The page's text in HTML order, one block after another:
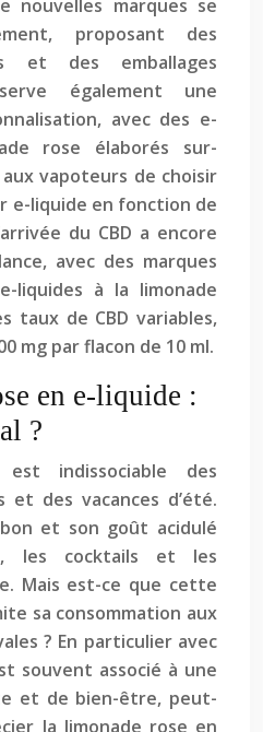
nouvelles marques se
proposant des
et des emballages
également une
avec des e-
rose élaborés sur-
vapoteurs de choisir
e-liquide en fonction de
du CBD a encore
avec des marques
liquides à la limonade
taux de CBD variables,
mg par flacon de 10 ml.
en e-liquide :
?
indissociable des
et des vacances d’été.
et son goût acidulé
les cocktails et les
Mais est-ce que cette
sa consommation aux
? En particulier avec
souvent associé à une
et de bien-être, peut-
la limonade rose en